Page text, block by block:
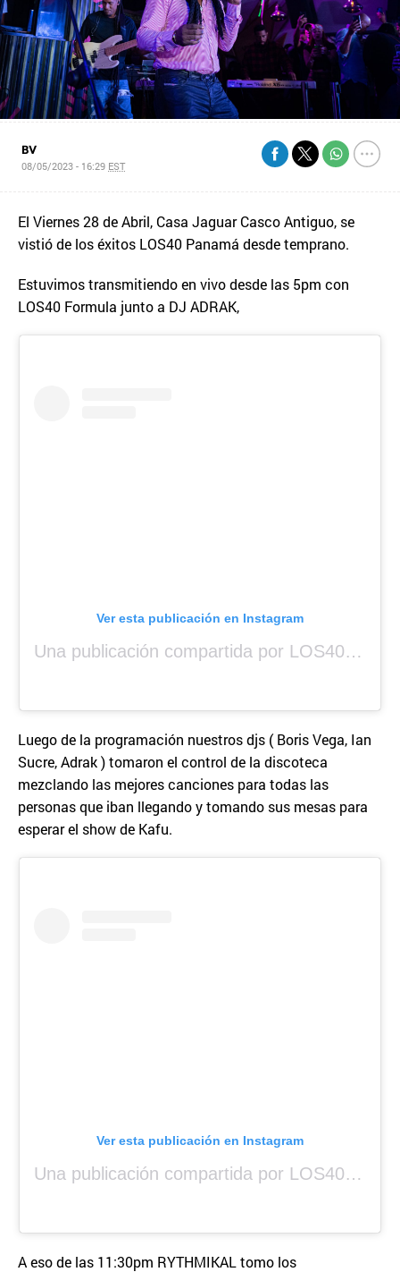
BV
08/05/2023 - 16:29 EST
El Viernes 28 de Abril, Casa Jaguar Casco Antiguo, se
vistió de los éxitos LOS40 Panamá desde temprano.
Estuvimos transmitiendo en vivo desde las 5pm con
LOS40 Formula junto a DJ ADRAK,
Ver esta publicación en Instagram
Una publicación compartida por LOS40 Panamá (@los40panama)
Luego de la programación nuestros djs ( Boris Vega, Ian
Sucre, Adrak ) tomaron el control de la discoteca
mezclando las mejores canciones para todas las
personas que iban llegando y tomando sus mesas para
esperar el show de Kafu.
Ver esta publicación en Instagram
Una publicación compartida por LOS40 Panamá (@los40panama)
A eso de las 11:30pm RYTHMIKAL tomo los